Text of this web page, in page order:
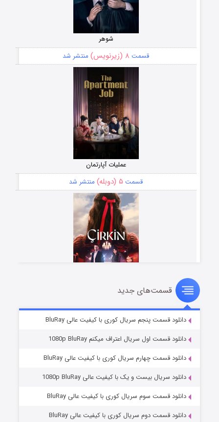
شوهر
قسمت ۸ (زیرنویس) منتشر شد
عملیات آپارتمان
قسمت ۵ (دوبله) منتشر شد
سریال زشت
قسمت۲ (زیرنویس) منتشر شد
مردگان متحرک: شهر مرده ۳
قسمت‌های جدید
دانلود قسمت پنجم سریال کوری با کیفیت عالی BluRay
دانلود قسمت اول سریال اعتراف میکنم 1080p BluRay
دانلود قسمت چهارم سریال کوری با کیفیت عالی BluRay
دانلود سریال بیست و یک با کیفیت عالی 1080p BluRay
دانلود قسمت سوم سریال کوری با کیفیت عالی BluRay
دانلود قسمت دوم سریال کوری با کیفیت عالی BluRay